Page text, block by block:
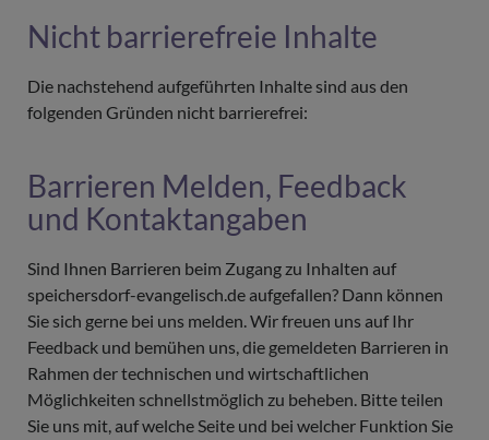
Nicht barrierefreie Inhalte
Die nachstehend aufgeführten Inhalte sind aus den
folgenden Gründen nicht barrierefrei:
Barrieren Melden, Feedback
und Kontaktangaben
Sind Ihnen Barrieren beim Zugang zu Inhalten auf
speichersdorf-evangelisch.de aufgefallen? Dann können
Sie sich gerne bei uns melden. Wir freuen uns auf Ihr
Feedback und bemühen uns, die gemeldeten Barrieren in
Rahmen der technischen und wirtschaftlichen
Möglichkeiten schnellstmöglich zu beheben. Bitte teilen
Sie uns mit, auf welche Seite und bei welcher Funktion Sie